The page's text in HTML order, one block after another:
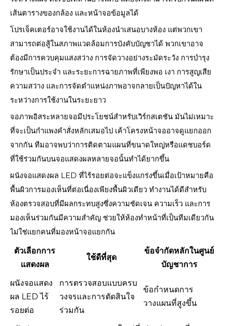
เส้นตารางของกล้อง และหน้าจอข้อมูลได้
โปรเจ็คเตอร์อาจใช้งานได้ในห้องนำเสนอบางห้อง แต่พวกเขา
สามารถต่อสู้ในสภาพแวดล้อมการบังคับบัญชาได้ พวกเขาอาจ
ต้องมีการควบคุมแสงสว่าง การจัดวางอย่างระมัดระวัง การบำรุง
รักษาเป็นประจำ และระยะการฉายภาพที่เพียงพอ เงา การสูญเสีย
ความสว่าง และการจัดตำแหน่งภาพอาจกลายเป็นปัญหาได้ใน
ระหว่างการใช้งานในระยะยาว
จอภาพอิสระหลายจอมีประโยชน์สำหรับเวิร์กสเตชัน มันไม่เหมาะ
ที่จะเป็นกำแพงคำสั่งหลักเสมอไป เค้าโครงหน้าจออาจดูแยกออก
จากกัน ทีมอาจพบว่าการติดตามแผนที่ขนาดใหญ่หรือแดชบอร์ด
ที่ใช้ร่วมกันบนจอแสดงผลหลายจอนั้นทำได้ยากขึ้น
ผนังจอแสดงผล LED ที่ไร้รอยต่อจะแข็งแกร่งขึ้นเมื่อเป้าหมายคือ
พื้นผิวการมองเห็นที่ต่อเนื่องเพียงพื้นผิวเดียว ทำงานได้ดีสำหรับ
ห้องตรวจสอบที่มีผลกระทบสูงซึ่งความชัดเจน ความเร็ว และการ
มองเห็นร่วมกันมีความสำคัญ ช่วยให้ห้องทำหน้าที่เป็นทีมเดียวกัน
ไม่ใช่แยกคนที่มองหน้าจอแยกกัน
ตัวเลือกการ
แสดงผล
ใช้ดีที่สุด
ข้อจำกัดหลักในศูนย์
บัญชาการ
ผนังจอแสดง
ผล LED ไร้
รอยต่อ
การตรวจสอบแบบครบ
วงจรและการตัดสินใจ
ร่วมกัน
ข้อกำหนดการ
วางแผนที่สูงขึ้น